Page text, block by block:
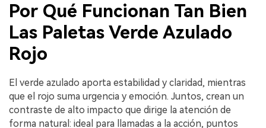
Por Qué Funcionan Tan Bien
Las Paletas Verde Azulado
Rojo
El verde azulado aporta estabilidad y claridad, mientras
que el rojo suma urgencia y emoción. Juntos, crean un
contraste de alto impacto que dirige la atención de
forma natural: ideal para llamadas a la acción, puntos